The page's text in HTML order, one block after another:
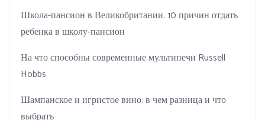
Школа-пансион в Великобритании. 10 причин отдать
ребенка в школу-пансион
На что способны современные мультипечи Russell
Hobbs
Шампанское и игристое вино: в чем разница и что